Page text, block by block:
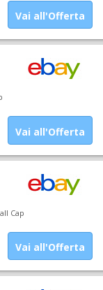
Vai all'Offerta
Vai all'Offerta
Cap
Vai all'Offerta